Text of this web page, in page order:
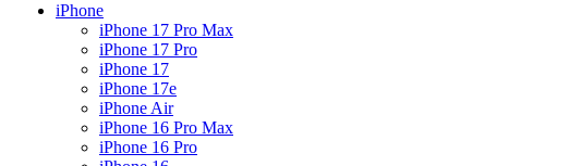
iPhone
iPhone 17 Pro Max
iPhone 17 Pro
iPhone 17
iPhone 17e
iPhone Air
iPhone 16 Pro Max
iPhone 16 Pro